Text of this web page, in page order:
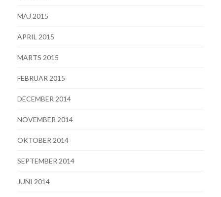
MAJ 2015
APRIL 2015
MARTS 2015
FEBRUAR 2015
DECEMBER 2014
NOVEMBER 2014
OKTOBER 2014
SEPTEMBER 2014
JUNI 2014